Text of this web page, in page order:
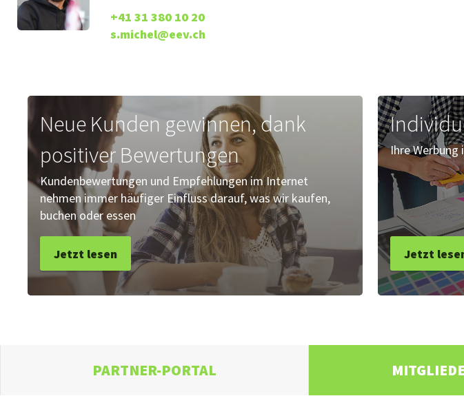
+41 31 380 10 20
s.michel@eev.ch
Neue Kunden gewinnen, dank
positiver Bewertungen
Kundenbewertungen und Empfehlungen im Internet
nehmen immer häufiger Einfluss darauf, was wir kaufen,
buchen oder essen
Jetzt lesen
Ihre Werbung
Jetzt
PARTNER-PORTAL